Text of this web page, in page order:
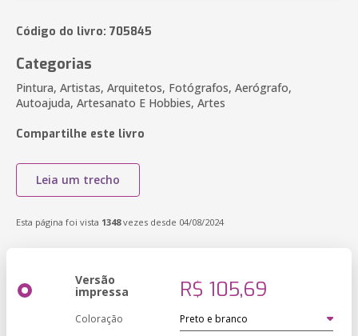
Código do livro: 705845
Categorias
Pintura, Artistas, Arquitetos, Fotógrafos, Aerógrafo,
Autoajuda, Artesanato E Hobbies, Artes
Compartilhe este livro
Leia um trecho
Esta página foi vista 1348vezes desde 04/08/2024
Versão
impressa R$ 105,69
Coloração